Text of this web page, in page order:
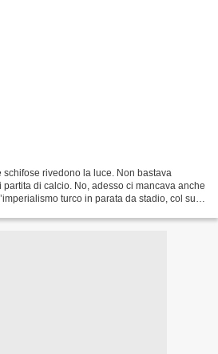
schifose rivedono la luce. Non bastava
partita di calcio. No, adesso ci mancava anche
turco in parata da stadio, col suo